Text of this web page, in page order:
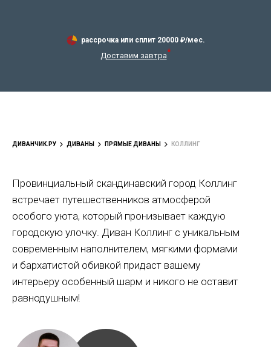
рассрочка или сплит 20000 ₽/мес.
Доставим завтра*
ДИВАНЧИК.РУ ДИВАНЫ ПРЯМЫЕ ДИВАНЫ КОЛЛИНГ
Провинциальный скандинавский город Коллинг
встречает путешественников атмосферой
особого уюта, который пронизывает каждую
городскую улочку. Диван Коллинг с уникальным
современным наполнителем, мягкими формами
и бархатистой обивкой придаст вашему
интерьеру особенный шарм и никого не оставит
равнодушным!